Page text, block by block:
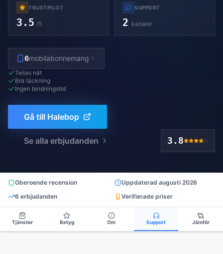
TRUSTPILOT
3.5 /5
SUPPORT
2 kanaler
6mobilabonnemang
Telias nät
Bra täckning
Ingen bindningstid
Gå till Halebop
Se alla erbjudanden 3.8
Oberoende recension Uppdaterad augusti 2026
6 erbjudanden Verifierade priser
Tjänster Betyg Om Support Jämför